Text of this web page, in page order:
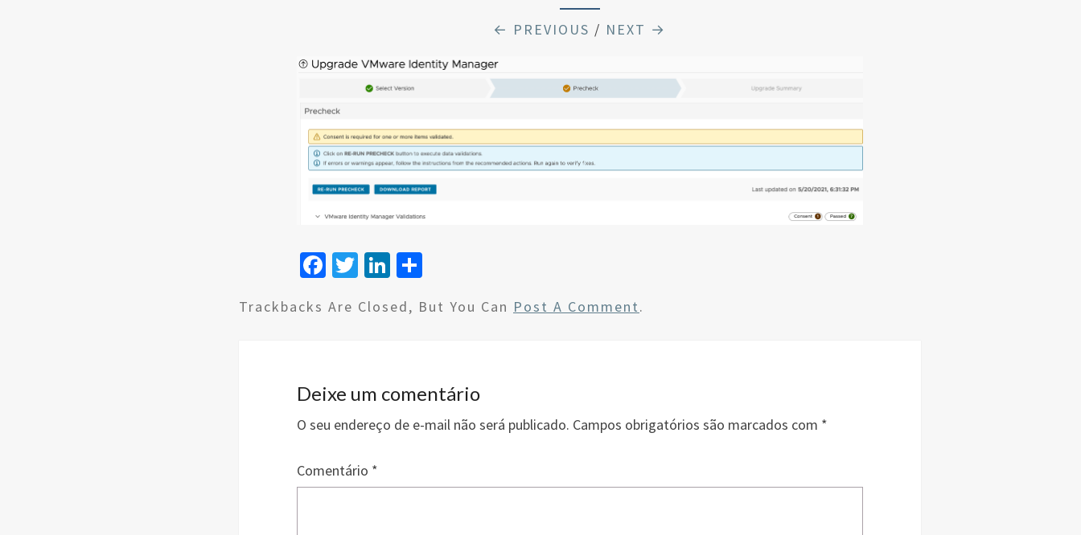
← PREVIOUS / NEXT →
Fa
b
k
T
tt
Li
ke ar
Trackbacks Are Closed, But You Can Post A Comment.
Deixe um comentário
O seu endereço de e-mail não será publicado. Campos obrigatórios são marcados com *
Comentário *